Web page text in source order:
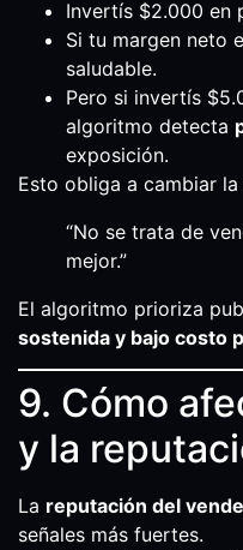
Invertís $2.000 en
Si tu margen neto
saludable.
Pero si invertís
algoritmo detecta
exposición.
Esto obliga a cambiar
“No se trata de
mejor.”
El algoritmo prioriza
sostenida y bajo costo
9. Cómo
y la
La reputación del
señales más fuertes.